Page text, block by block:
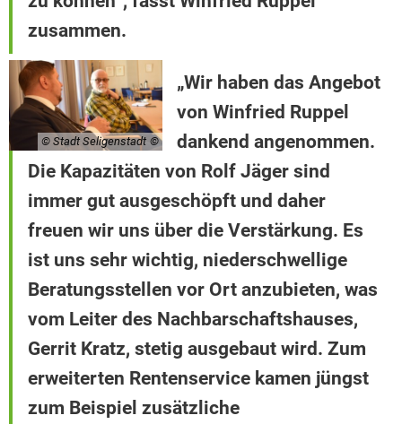
zusammen.
© Stadt Seligenstadt
„Wir haben das Angebot
von Winfried Ruppel
dankend angenommen.
Die Kapazitäten von Rolf Jäger sind
immer gut ausgeschöpft und daher
freuen wir uns über die Verstärkung. Es
ist uns sehr wichtig, niederschwellige
Beratungsstellen vor Ort anzubieten, was
vom Leiter des Nachbarschaftshauses,
Gerrit Kratz, stetig ausgebaut wird. Zum
erweiterten Rentenservice kamen jüngst
zum Beispiel zusätzliche